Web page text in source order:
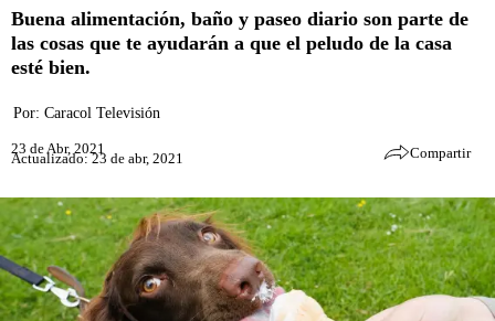
Buena alimentación, baño y paseo diario son parte de
las cosas que te ayudarán a que el peludo de la casa
esté bien.
Por: Caracol Televisión
23 de Abr, 2021
Actualizado: 23 de abr, 2021 Compartir